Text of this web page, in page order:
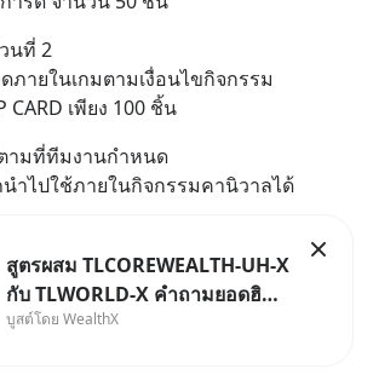
นที่ 2
ภายในเกมตามเงื่อนไขกิจกรรม
เพียง 100 ชิ้น
ามที่ทีมงานกำหนด
ำไปใช้ภายในกิจกรรมคานิวาลได้
สูตรผสม TLCOREWEALTH-UH-X
กับ TLWORLD-X คำถามยอดฮิตที่
คนใช้ WealthX ถามเข้ามา
บูสต์โดย WealthX